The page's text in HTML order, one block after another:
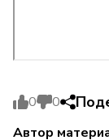
0 0
Автор